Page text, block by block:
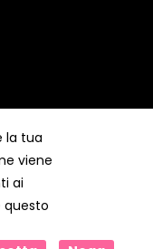
STUDIO
la tua
viene
ai
questo